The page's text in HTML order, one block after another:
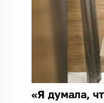
«Я думала,